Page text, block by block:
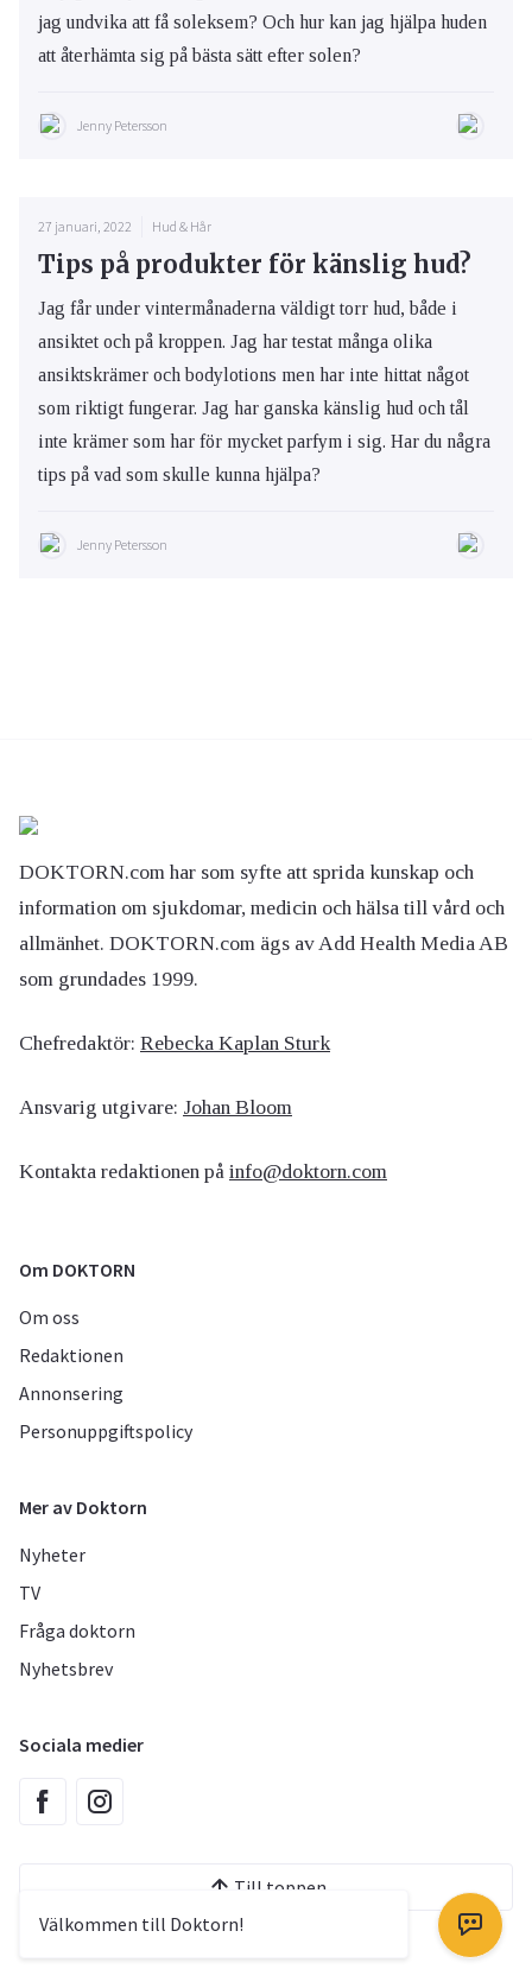
jag undvika att få soleksem? Och hur kan jag hjälpa huden
att återhämta sig på bästa sätt efter solen?
Jenny Petersson
27 januari, 2022 Hud & Hår
Tips på produkter för känslig hud?
Jag får under vintermånaderna väldigt torr hud, både i
ansiktet och på kroppen. Jag har testat många olika
ansiktskrämer och bodylotions men har inte hittat något
som riktigt fungerar. Jag har ganska känslig hud och tål
inte krämer som har för mycket parfym i sig. Har du några
tips på vad som skulle kunna hjälpa?
Jenny Petersson
Välkommen till Doktorn!
DOKTORN.com har som syfte att sprida kunskap och
information om sjukdomar, medicin och hälsa till vård och
allmänhet. DOKTORN.com ägs av Add Health Media AB
som grundades 1999.
Chefredaktör: Rebecka Kaplan Sturk
Ansvarig utgivare: Johan Bloom
Kontakta redaktionen på info@doktorn.com
Om DOKTORN
Om oss
Redaktionen
Annonsering
Personuppgiftspolicy
Mer av Doktorn
Nyheter
TV
Fråga doktorn
Nyhetsbrev
Sociala medier
Till toppen